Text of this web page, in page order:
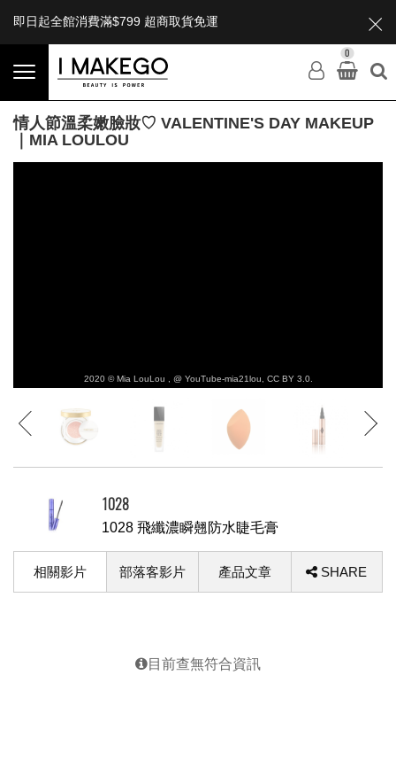
即日起全館消費滿$799 超商取貨免運
0
情人節溫柔嫩臉妝♡ VALENTINE'S DAY MAKEUP
｜MIA LOULOU
2020 © Mia LouLou , @ YouTube-mia21lou, CC BY 3.0.
1028
1028 飛纖濃瞬翹防水睫毛膏
相關影片 部落客影片 產品文章 SHARE
目前查無符合資訊